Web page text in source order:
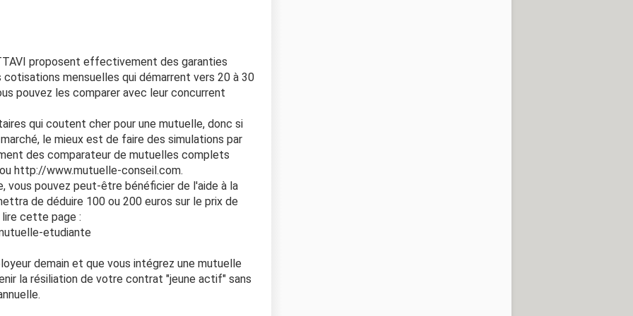
proposent effectivement des garanties
mensuelles qui démarrent vers 20 à 30
pouvez les comparer avec leur concurrent
qui coutent cher pour une mutuelle, donc si
le mieux est de faire des simulations par
des comparateur de mutuelles complets
http://www.mutuelle-conseil.com.
vous pouvez peut-être bénéficier de l'aide à la
de déduire 100 ou 200 euros sur le prix de
cette page :
etudiante
demain et que vous intégrez une mutuelle
la résiliation de votre contrat "jeune actif" sans